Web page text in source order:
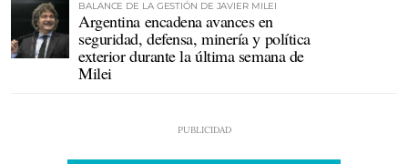
BALANCE DE LA GESTIÓN DE JAVIER MILEI
Argentina encadena avances en
seguridad, defensa, minería y política
exterior durante la última semana de
Milei